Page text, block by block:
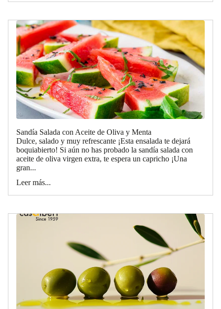
Sandía Salada con Aceite de Oliva y Menta
Dulce, salado y muy refrescante ¡Esta ensalada te dejará
boquiabierto! Si aún no has probado la sandía salada con
aceite de oliva virgen extra, te espera un capricho ¡Una
gran...
Leer más...